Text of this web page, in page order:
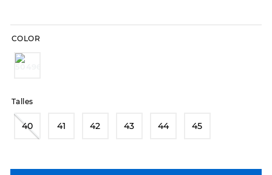
COLOR
Talles
40 41 42 43 44 45